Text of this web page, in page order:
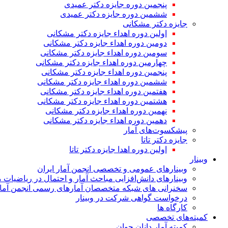
پنجمین دوره جایزه دکتر عمیدی
ششمین دوره جایزه دکتر عمیدی
جایزه دکتر مشکانی
اولین دوره اهداء جایزه دکتر مشکانی
دومین دوره اهداء جایزه دکتر مشکانی
سومین دوره اهداء جایزه دکتر مشکانی
چهارمین دوره اهداء جایزه دکتر مشکانی
پنجمین دوره اهداء جایزه دکتر مشکانی
ششمین دوره اهداء جایزه دکتر مشکانی
هفتمین دوره اهداء جایزه دکتر مشکانی
هشتمین دوره اهداء جایزه دکتر مشکانی
نهمین دوره اهداء جایزه دکتر مشکانی
دهمین دوره اهداء جایزه دکتر مشکانی
پیشکسوت‌های آمار
جایزه دکتر تاتا
اولین دوره اهدا جایزه دکتر تاتا
وبینار
وبینارهای عمومی و تخصصی انجمن آمار ایران
وبینارهای دانش‌افزایی مباحث آمار و احتمال در
سخنرانی های شبکه متخصصان آمارهای رسمی انجمن
درخواست گواهی شرکت در وبینار
کارگاه ها
کمیته‌های تخصصی